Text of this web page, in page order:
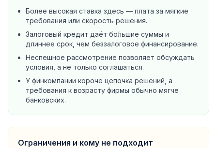
Более высокая ставка здесь — плата за мягкие
требования или скорость решения.
Залоговый кредит даёт бо́льшие суммы и
длиннее срок, чем беззалоговое финансирование.
Неспешное рассмотрение позволяет обсуждать
условия, а не только соглашаться.
У финкомпании короче цепочка решений, а
требования к возрасту фирмы обычно мягче
банковских.
Ограничения и кому не подходит